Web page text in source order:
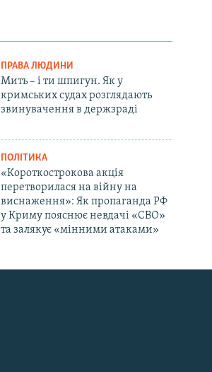
ПРАВА ЛЮДИНИ
Мить – і ти шпигун. Як у
кримських судах розглядають
звинувачення в держзраді
ПОЛІТИКА
«Короткострокова акція
перетворилася на війну на
виснаження»: Як пропаганда РФ
у Криму пояснює невдачі «СВО»
та залякує «мінними атаками»